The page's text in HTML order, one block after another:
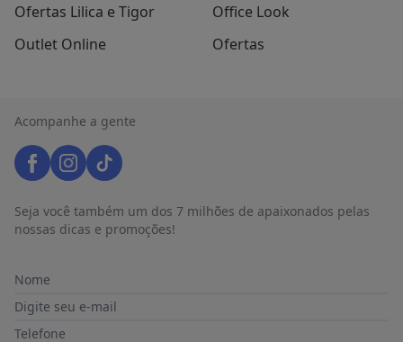
Ofertas Lilica e Tigor
Office Look
Outlet Online
Ofertas
Acompanhe a gente
Seja você também um dos 7 milhões de apaixonados pelas
nossas dicas e promoções!
Nome
Digite seu e-mail
Telefone